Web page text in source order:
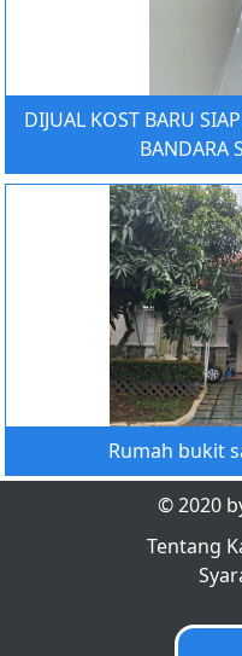
DIJUAL KOST BARU
BANDARA
Rumah bukit
© 2020
Tentang